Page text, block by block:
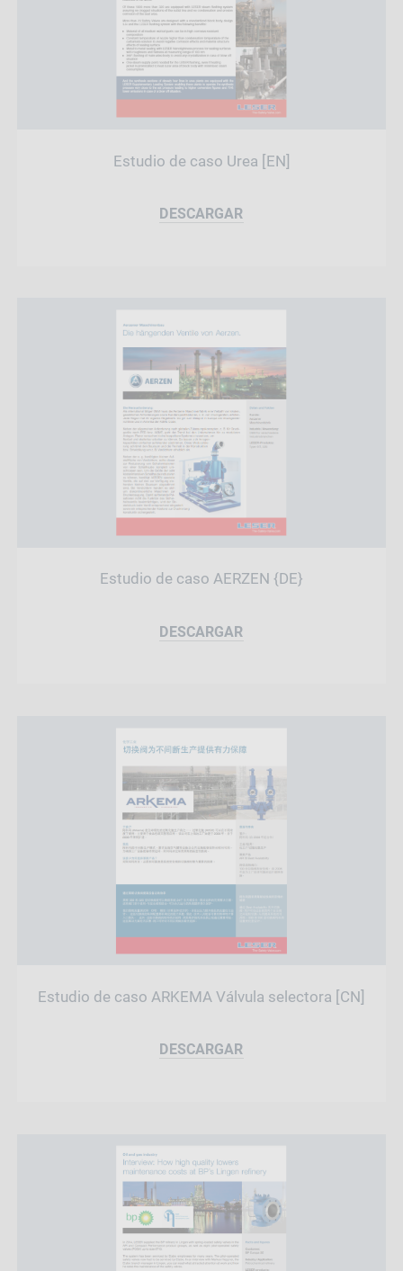
Estudio de caso Urea [EN]
DESCARGAR
Estudio de caso AERZEN {DE}
DESCARGAR
Estudio de caso ARKEMA Válvula selectora [CN]
DESCARGAR